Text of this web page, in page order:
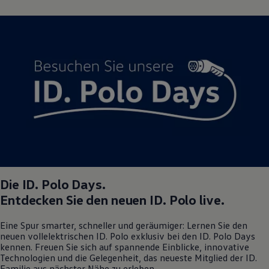
Volkswagen R
Pannen- und Unfallhilfe
Volkswagen Kundenbetreuung
Die ID. Polo Days.
Entdecken Sie den neuen ID. Polo live.
Eine Spur smarter, schneller und geräumiger: Lernen Sie den
neuen vollelektrischen ID. Polo exklusiv bei den ID. Polo Days
kennen. Freuen Sie sich auf spannende Einblicke, innovative
Technologien und die Gelegenheit, das neueste Mitglied der ID.